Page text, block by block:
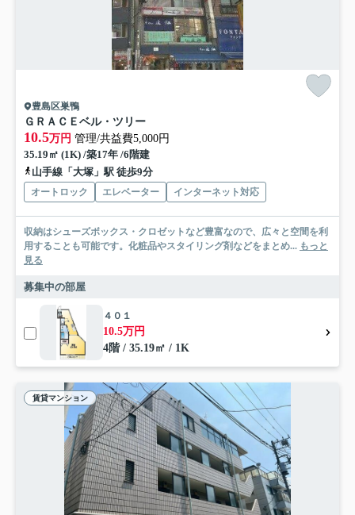
豊島区巣鴨
ＧＲＡＣＥベル・ツリー
10.5万円 管理/共益費5,000円
35.19㎡ (1K) /築17年 /6階建
山手線「大塚」駅 徒歩9分
オートロック エレベーター インターネット対応
収納はシューズボックス・クロゼットなど豊富なので、広々と空間を利
用することも可能です。化粧品やスタイリング剤などをまとめ... もっと
見る
募集中の部屋
４０１
10.5万円
4階 / 35.19㎡ / 1K
賃貸マンション